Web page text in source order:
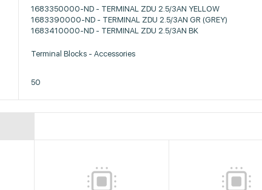
1683350000-ND - TERMINAL ZDU 2.5/3AN YELLOW
1683390000-ND - TERMINAL ZDU 2.5/3AN GR (GREY)
1683410000-ND - TERMINAL ZDU 2.5/3AN BK
Terminal Blocks - Accessories
50